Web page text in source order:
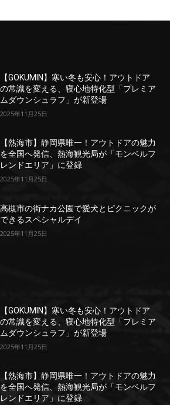
【GOKUMIN】寒い冬も安心！アウトドア
の常識を変える、寝心地特化型「プレミア
ムダウンシュラフ」が新登場
2025年11月25日
【熱海市】静岡県唯一！アウトドアの魅力
を全国へ発信、熱海観光局が「モンベルフ
レンドエリア」に登録
2025年11月25日
高槻市の街ナカ公園で愛犬とピクニックが
できるスペシャルデイ
2025年11月25日
【GOKUMIN】寒い冬も安心！アウトドア
の常識を変える、寝心地特化型「プレミア
ムダウンシュラフ」が新登場
2025年11月25日
【熱海市】静岡県唯一！アウトドアの魅力
を全国へ発信、熱海観光局が「モンベルフ
レンドエリア」に登録